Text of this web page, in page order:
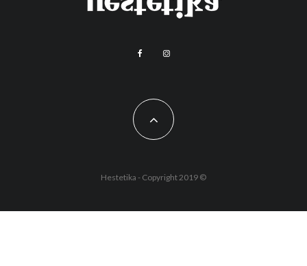
Hestetika - Copyright 2019 ©